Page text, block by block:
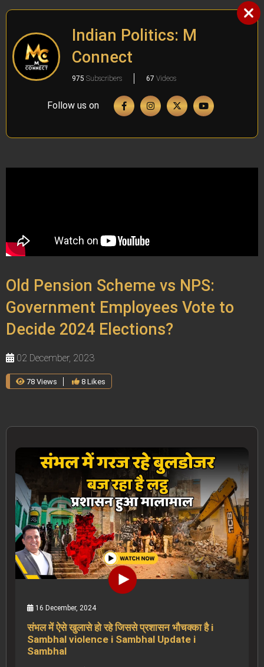
Indian Politics: M
Connect
975 Subscribers 67 Videos
Follow us on
Old Pension Scheme vs NPS:
Government Employees Vote to
Decide 2024 Elections?
02 December, 2023
78 Views 8 Likes
16 December, 2024
संभल में ऐसे खुलासे हो रहे जिससे प्रशासन भौचक्का है i
Sambhal violence i Sambhal Update i
Sambhal